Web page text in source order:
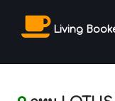
Living